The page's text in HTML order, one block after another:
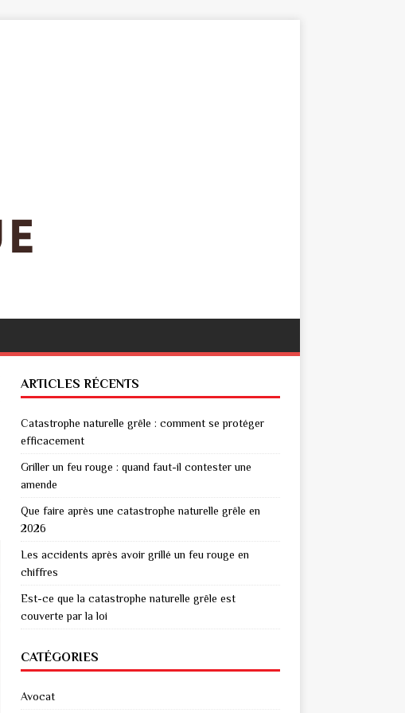
ARTICLES RÉCENTS
Catastrophe naturelle grêle : comment se protéger
efficacement
Griller un feu rouge : quand faut-il contester une
amende
Que faire après une catastrophe naturelle grêle en
2026
Les accidents après avoir grillé un feu rouge en
chiffres
Est-ce que la catastrophe naturelle grêle est
couverte par la loi
CATÉGORIES
Avocat